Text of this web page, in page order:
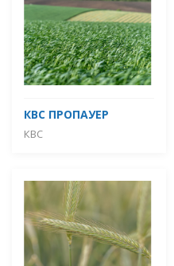
КВС ПРОПАУЕР
КВС